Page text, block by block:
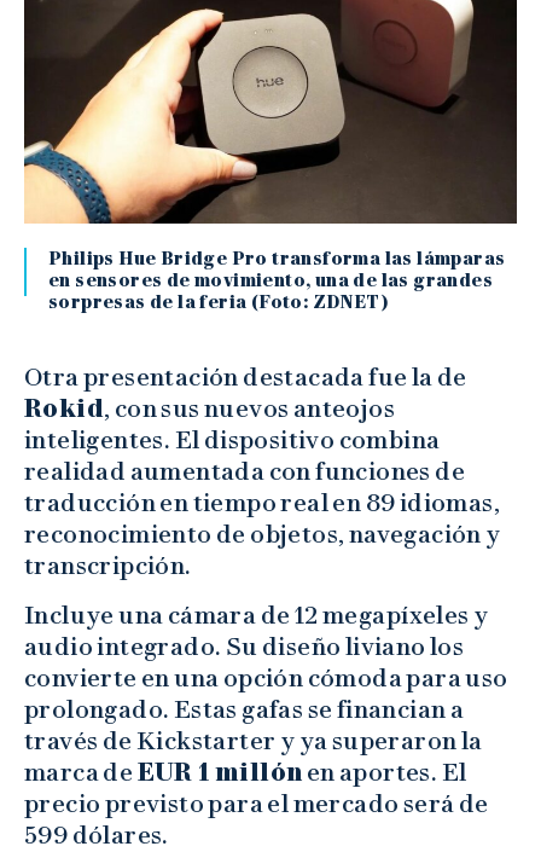
Philips Hue Bridge Pro transforma las lámparas
en sensores de movimiento, una de las grandes
sorpresas de la feria (Foto: ZDNET)
Otra presentación destacada fue la de
Rokid, con sus nuevos anteojos
inteligentes. El dispositivo combina
realidad aumentada con funciones de
traducción en tiempo real en 89 idiomas,
reconocimiento de objetos, navegación y
transcripción.
Incluye una cámara de 12 megapíxeles y
audio integrado. Su diseño liviano los
convierte en una opción cómoda para uso
prolongado. Estas gafas se financian a
través de Kickstarter y ya superaron la
marca de EUR 1 millón en aportes. El
precio previsto para el mercado será de
599 dólares.